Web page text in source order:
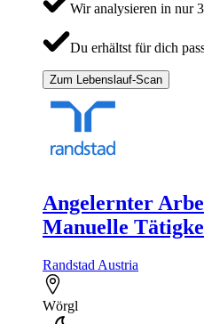
Wir analysieren in nur
Du erhältst für dich
Zum Lebenslauf-Scan
Angelernter
Manuelle
Randstad Austria
Wörgl